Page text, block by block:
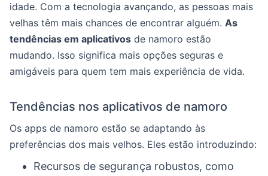
idade. Com a tecnologia avançando, as pessoas mais
velhas têm mais chances de encontrar alguém. As
tendências em aplicativos de namoro estão
mudando. Isso significa mais opções seguras e
amigáveis para quem tem mais experiência de vida.
Tendências nos aplicativos de namoro
Os apps de namoro estão se adaptando às
preferências dos mais velhos. Eles estão introduzindo:
Recursos de segurança robustos, como